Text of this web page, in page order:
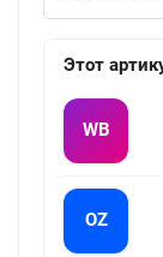
Этот
WB
OZ